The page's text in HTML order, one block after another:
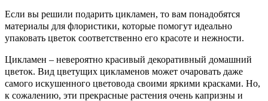
Если вы решили подарить цикламен, то вам понадобятся
материалы для флористики, которые помогут идеально
упаковать цветок соответственно его красоте и нежности.
Цикламен – невероятно красивый декоративный домашний
цветок. Вид цветущих цикламенов может очаровать даже
самого искушенного цветовода своими яркими красками. Но,
к сожалению, эти прекрасные растения очень капризны и